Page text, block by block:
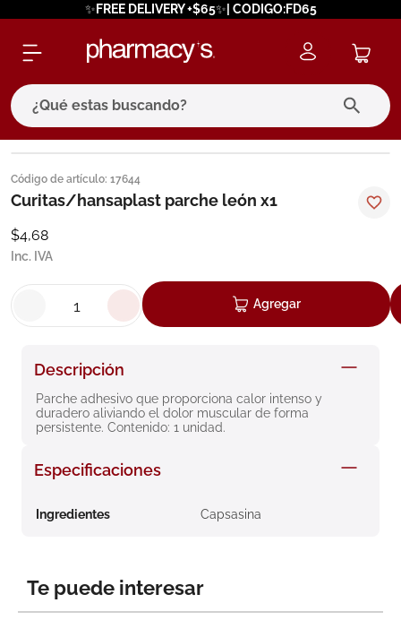
✨FREE DELIVERY +$65✨| CODIGO:FD65
¿Qué estas buscando?
Código de artículo: 17644
Curitas/hansaplast parche león x1
$4,68
Inc. IVA
Agregar
Descripción
Parche adhesivo que proporciona calor intenso y
duradero aliviando el dolor muscular de forma
persistente. Contenido: 1 unidad.
Especificaciones
Ingredientes Capsasina
Te puede interesar
términos más buscados
1. eucerin
2.
3.
5. cerave
8. roche posay
10.pañales